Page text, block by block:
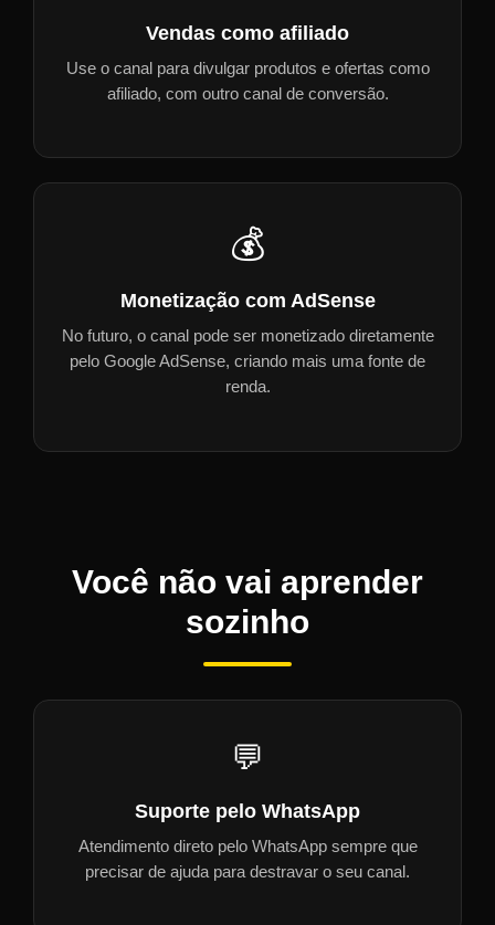
Vendas como afiliado
Use o canal para divulgar produtos e ofertas como
afiliado, com outro canal de conversão.
💰
Monetização com AdSense
No futuro, o canal pode ser monetizado diretamente
pelo Google AdSense, criando mais uma fonte de
renda.
Você não vai aprender
sozinho
💬
Suporte pelo WhatsApp
Atendimento direto pelo WhatsApp sempre que
precisar de ajuda para destravar o seu canal.